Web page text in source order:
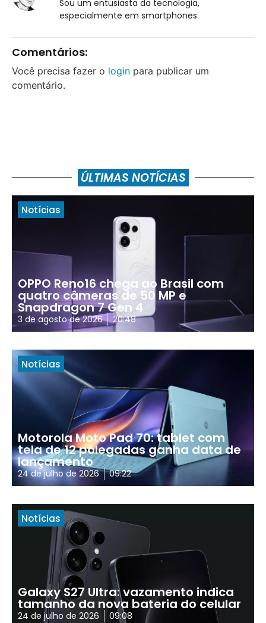
Sou um entusiasta da tecnologia,
especialmente em smartphones.
Comentários:
Você precisa fazer o login para publicar um
comentário.
ÚLTIMAS NOTÍCIAS
Notícias
OPPO Reno16 chega ao Brasil com
quatro câmeras de 50 MP e
Snapdragon 7 Gen 4
3 de agosto de 2026 20:48
Notícias
Motorola Moto Pad 70: tablet com
tela de 12 polegadas ganha data de
lançamento
24 de julho de 2026 09:22
Notícias
Galaxy S27 Ultra: vazamento indica
tamanho da nova bateria do celular
24 de julho de 2026 09:08